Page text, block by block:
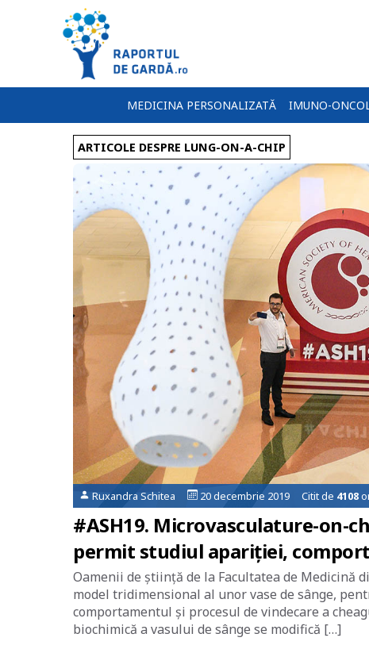
MEDICINA PERSONALIZATĂ IMUNO-
ARTICOLE DESPRE LUNG-ON-A-CHIP
Ruxandra Schitea 20 decembrie 2019 Citit de 4108
#ASH19. Microvasculature-on-
permit studiul apariției,
Oamenii de știință de la Facultatea de Medicină
model tridimensional al unor vase de sânge,
comportamentul și procesul de vindecare a
biochimică a vasului de sânge se modifică […]